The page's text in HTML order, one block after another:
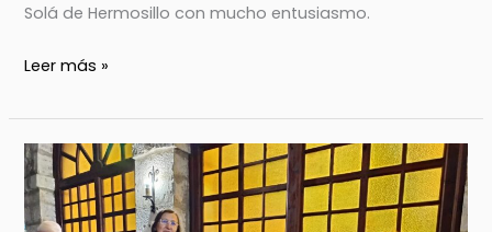
Solá de Hermosillo con mucho entusiasmo.
Leer más »
PARTICIPACIÓN
EN
LA